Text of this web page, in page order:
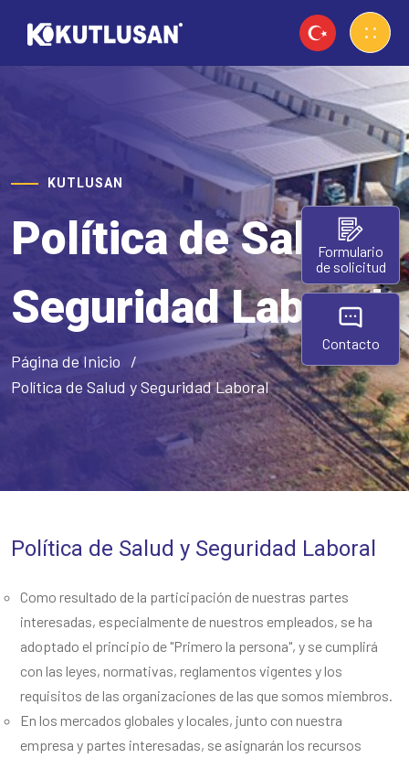
KUTLUSAN
Política de Salud y
Seguridad Laboral
Página de Inicio
Política de Salud y Seguridad Laboral
Política de Salud y Seguridad Laboral
Como resultado de la participación de nuestras partes
interesadas, especialmente de nuestros empleados, se ha
adoptado el principio de "Primero la persona", y se cumplirá
con las leyes, normativas, reglamentos vigentes y los
requisitos de las organizaciones de las que somos miembros.
En los mercados globales y locales, junto con nuestra
empresa y partes interesadas, se asignarán los recursos
Formulario
de solicitud
Contacto